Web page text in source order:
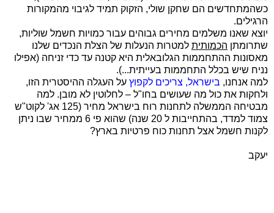
כשהמתחדשים הם שחקן שולי, הזקוק תמיד לגיבוי מהמקורות
הרגילים.
יוצא שאנו משלמים מחירים גבוהים עבור כמויות חשמל שוליות,
שתרומתן הכמותית למטרות הנעלות של הצלת הנכדים שלנו
מאסונות ההתחממות הגלובאלית היא קטנה עד כדי זניחה (אפילו
נניח שיש בכלל התחממות בעייתית...).
למה אנחנו, בישראל, צריכים לקפוץ על העגלה ההיסטרית הזו,
ולחקות את כול מה שעושים בחו"ל – לחלוטין לא מובן. למה
מבטיחה הממשלה לתחנות רוח בישראל מחיר (125 אג' לקוט"ש
צמוד למדד, בהתחייבות ל 20 שנה) שהוא פי 6 ממחיר שבו ניתן
לקנות חשמל אצל תחנות כוח פרטיות בארץ?
יעקב